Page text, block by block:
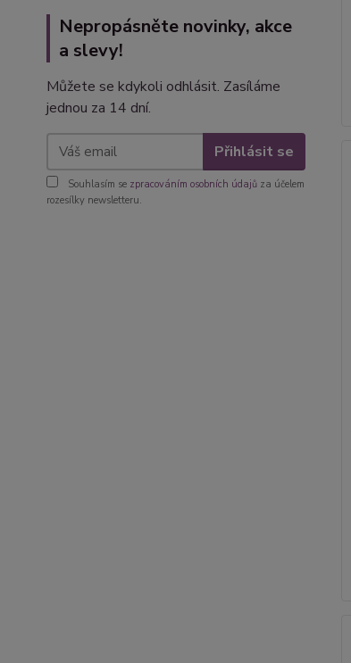
Nepropásněte novinky, akce
a slevy!
Můžete se kdykoli odhlásit. Zasíláme
jednou za 14 dní.
Přihlásit se
Souhlasím se zpracováním osobních údajů za účelem
rozesílky newsletteru.